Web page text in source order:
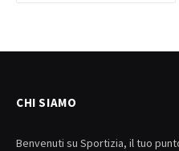
CHI SIAMO
Benvenuti su Sportizia, il tuo